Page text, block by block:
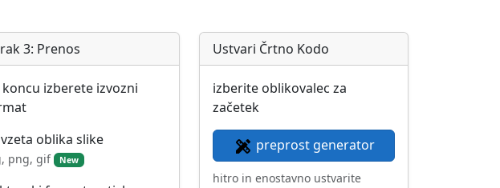
3: Prenos
koncu izberete izvozni
oblika slike
png, gif New
Ustvari Črtno Kodo
izberite oblikovalec za
začetek
preprost generator
hitro in enostavno ustvarite